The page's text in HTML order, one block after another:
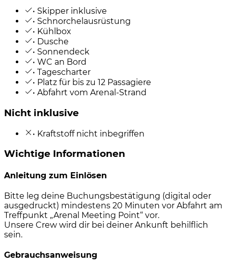
• Skipper inklusive
• Schnorchelausrüstung
• Kühlbox
• Dusche
• Sonnendeck
• WC an Bord
• Tagescharter
• Platz für bis zu 12 Passagiere
• Abfahrt vom Arenal-Strand
Nicht inklusive
• Kraftstoff nicht inbegriffen
Wichtige Informationen
Anleitung zum Einlösen
Bitte leg deine Buchungsbestätigung (digital oder
ausgedruckt) mindestens 20 Minuten vor Abfahrt am
Treffpunkt „Arenal Meeting Point“ vor.
Unsere Crew wird dir bei deiner Ankunft behilflich
sein.
Gebrauchsanweisung